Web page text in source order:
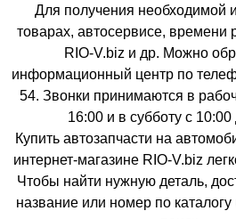
Для получения необходимой
товарах, автосервисе, времени
RIO-V.biz и др. Можно
информационный центр по
54. Звонки принимаются в
16:00 и в субботу с 10:00
Купить автозапчасти на
интернет-магазине RIO-V.biz
Чтобы найти нужную деталь,
название или номер по каталогу